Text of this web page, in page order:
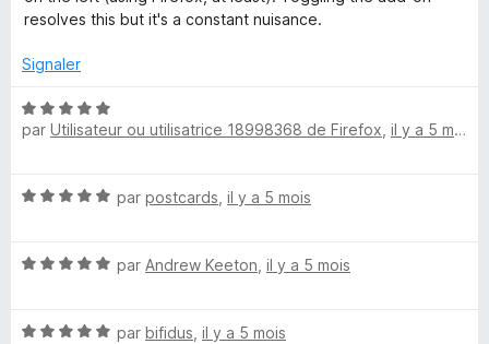
4
u
5
resolves this but it's a constant nuisance.
Signaler
N
o
5
r
par Utilisateur ou utilisatrice 18998368 de Firefox il y a 5 mois
N
é
u
par postcards il y a 5 mois
N
é
par Andrew Keeton il y a 5 mois
N
par bifidus il y a 5 mois